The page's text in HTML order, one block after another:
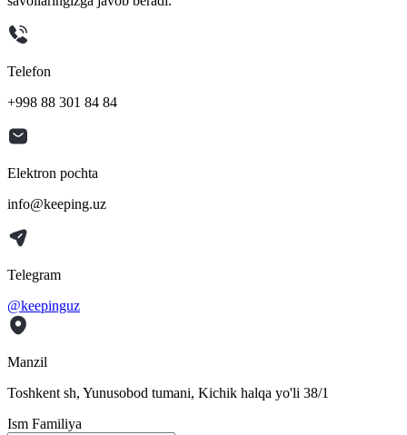
Telefon
+998 88 301 84 84
Elektron pochta
info@keeping.uz
Telegram
@keepinguz
Manzil
Toshkent sh, Yunusobod tumani, Kichik halqa yo'li 38/1
Ism Familiya